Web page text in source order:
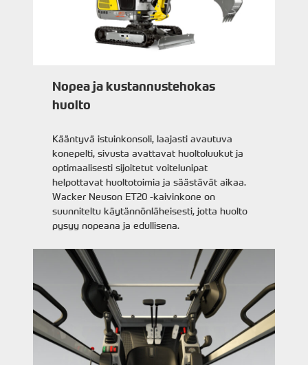
Nopea ja kustannustehokas
huolto
Kääntyvä istuinkonsoli, laajasti avautuva
konepelti, sivusta avattavat huoltoluukut ja
optimaalisesti sijoitetut voitelunipat
helpottavat huoltotoimia ja säästävät aikaa.
Wacker Neuson ET20 -kaivinkone on
suunniteltu käytännönläheisesti, jotta huolto
pysyy nopeana ja edullisena.